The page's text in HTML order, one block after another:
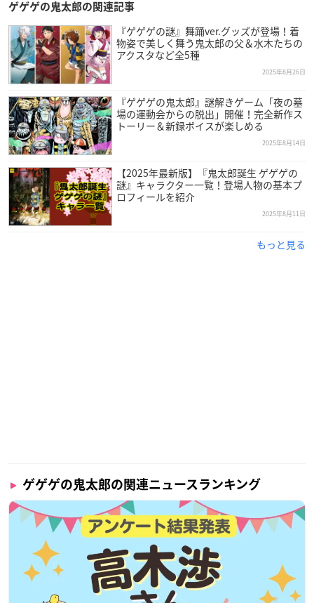
ゲゲゲの鬼太郎の関連記事
『ゲゲゲの謎』舞踊ver.グッズが登場！着
物姿で美しく舞う鬼太郎の父＆水木たちの
アクスタなど全5種
2025年8月26日
『ゲゲゲの鬼太郎』謎解きゲーム「夜の墓
場の運動会からの脱出」開催！完全新作ス
トーリー＆新録ボイスが楽しめる
2025年8月14日
【2025年最新版】『鬼太郎誕生 ゲゲゲの
謎』キャラクター一覧！登場人物の基本プ
ロフィールを紹介
2025年8月11日
もっと見る
ゲゲゲの鬼太郎の関連ニュースランキング